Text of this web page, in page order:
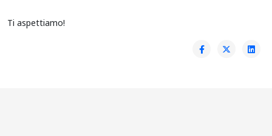
Ti aspettiamo!